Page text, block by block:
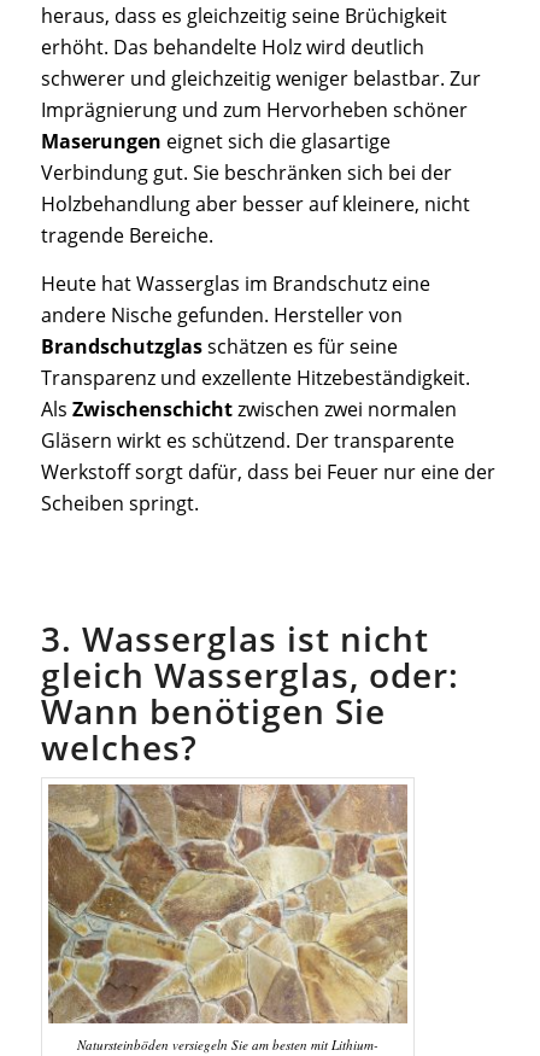
heraus, dass es gleichzeitig seine Brüchigkeit
erhöht. Das behandelte Holz wird deutlich
schwerer und gleichzeitig weniger belastbar. Zur
Imprägnierung und zum Hervorheben schöner
Maserungen eignet sich die glasartige
Verbindung gut. Sie beschränken sich bei der
Holzbehandlung aber besser auf kleinere, nicht
tragende Bereiche.
Heute hat Wasserglas im Brandschutz eine
andere Nische gefunden. Hersteller von
Brandschutzglasschätzen es für seine
Transparenz und exzellente Hitzebeständigkeit.
Als Zwischenschichtzwischen zwei normalen
Gläsern wirkt es schützend. Der transparente
Werkstoff sorgt dafür, dass bei Feuer nur eine der
Scheiben springt.
3. Wasserglas ist nicht
gleich Wasserglas, oder:
Wann benötigen Sie
welches?
Natursteinböden versiegeln Sie am besten mit Lithium-